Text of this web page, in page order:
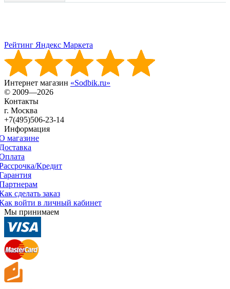
Рейтинг Яндекс Маркета
Интернет магазин «Sodbik.ru»
© 2009—2026
Контакты
г. Москва
+7(495)506-23-14
Информация
магазине
Кредит
сделать заказ
войти в личный кабинет
Мы принимаем